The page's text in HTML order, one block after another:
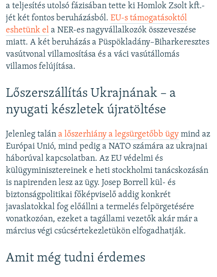
a teljesítés utolsó fázisában tette ki Homlok Zsolt kft.-
jét két fontos beruházásból. EU-s támogatásoktól
eshetünk el a NER-es nagyvállalkozók összeveszése
miatt. A két beruházás a Püspökladány–Biharkeresztes
vasútvonal villamosítása és a váci vasútállomás
villamos felújítása.
Lőszerszállítás Ukrajnának – a
nyugati készletek újratöltése
Jelenleg talán a lőszerhiány a legsürgetőbb ügy mind az
Európai Unió, mind pedig a NATO számára az ukrajnai
háborúval kapcsolatban. Az EU védelmi és
külügyminisztereinek e heti stockholmi tanácskozásán
is napirenden lesz az ügy. Josep Borrell kül- és
biztonságpolitikai főképviselő addig konkrét
javaslatokkal fog előállni a termelés felpörgetésére
vonatkozóan, ezeket a tagállami vezetők akár már a
március végi csúcsértekezletükön elfogadhatják.
Amit még tudni érdemes